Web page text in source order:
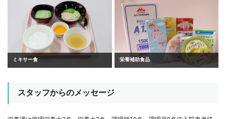
ミキサー食 栄養補助食品
スタッフからのメッセージ